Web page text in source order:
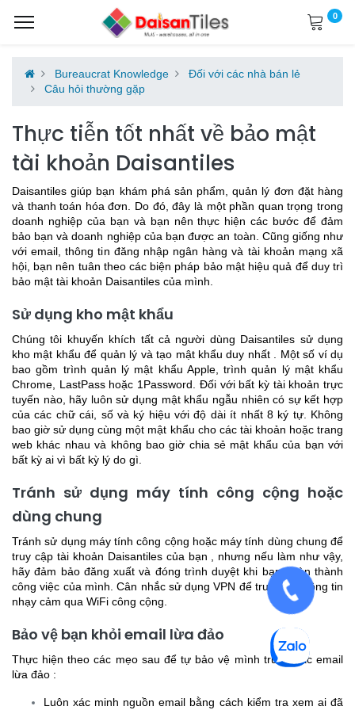
0
Bureaucrat Knowledge
Đối với các nhà bán lẻ
Câu hỏi thường gặp
Thực tiễn tốt nhất về bảo mật
tài khoản Daisantiles
Daisantiles giúp bạn khám phá sản phẩm, quản lý đơn đặt hàng
và thanh toán hóa đơn. Do đó, đây là một phần quan trọng trong
doanh nghiệp của bạn và bạn nên thực hiện các bước để đảm
bảo bạn và doanh nghiệp của bạn được an toàn. Cũng giống như
với email, thông tin đăng nhập ngân hàng và tài khoản mạng xã
hội, bạn nên tuân theo các biện pháp bảo mật hiệu quả để duy trì
bảo mật tài khoản Daisantiles của mình.
Sử dụng kho mật khẩu
Chúng tôi khuyến khích tất cả người dùng Daisantiles sử dụng
kho mật khẩu để quản lý và tạo mật khẩu duy nhất. Một số ví dụ
bao gồm trình quản lý mật khẩu Apple, trình quản lý mật khẩu
Chrome, LastPass hoặc 1Password. Đối với bất kỳ tài khoản trực
tuyến nào, hãy luôn sử dụng mật khẩu ngẫu nhiên có sự kết hợp
của các chữ cái, số và ký hiệu với độ dài ít nhất 8 ký tự. Không
bao giờ sử dụng cùng một mật khẩu cho các tài khoản hoặc trang
web khác nhau và không bao giờ chia sẻ mật khẩu của bạn với
bất kỳ ai vì bất kỳ lý do gì.
Tránh sử dụng máy tính công cộng hoặc
dùng chung
Tránh sử dụng máy tính công cộng hoặc máy tính dùng chung để
truy cập tài khoản Daisantiles của bạn , nhưng nếu làm như vậy,
hãy đảm bảo đăng xuất và đóng trình duyệt khi bạn hoàn thành
công việc của mình. Cân nhắc sử dụng VPN để truy cập thông tin
nhạy cảm qua WiFi công cộng.
Bảo vệ bạn khỏi email lừa đảo
Thực hiện theo các mẹo sau đểtự bảo vệ mình trước các email
lừa đảo :
Luôn xác minh nguồn email bằng cách kiểm tra xem ai đã